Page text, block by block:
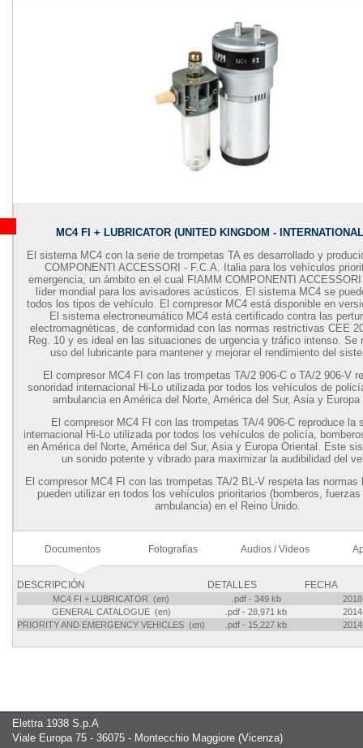
MC4 FI + LUBRICATOR (UNITED KINGDOM -
El sistema MC4 con la serie de trompetas TA es desarrollado y
COMPONENTI ACCESSORI - F.C.A. Italia para los vehículos
emergencia, un ámbito en el cual FIAMM COMPONENTI
líder mondial para los avisadores acústicos. El sistema MC4 se
todos los tipos de vehículo. El compresor MC4 está disponible en
El sistema electroneumático MC4 está certificado contra las
electromagnéticas, de conformidad con las normas restrictivas CEE
Reg. 10 y es ideal en las situaciones de urgencia y tráfico intenso. Se
uso del lubricante para mantener y mejorar el rendimiento del
El compresor MC4 FI con las trompetas TA/2 906-C o TA/2 906-V
sonoridad internacional Hi-Lo utilizada por todos los vehículos de
ambulancia en América del Norte, América del Sur, Asia y Europa
El compresor MC4 FI con las trompetas TA/4 906-C reproduce la
internacional Hi-Lo utilizada por todos los vehículos de policía,
en América del Norte, América del Sur, Asia y Europa Oriental. Este
un sonido potente y vibrado para maximizar la audibilidad del
El compresor MC4 FI con las trompetas TA/2 BL-V respeta las normas
pueden utilizar en todos los vehículos prioritarios (bomberos,
ambulancia) en el Reino Unido.
Documentos Fotografías Audios / Videos
DESCRIPCIÓN DETALLES FECHA
MC4 FI + LUBRICATOR (en) .pdf - 349 kb
GENERAL CATALOGUE (en)
.pdf - 28,971 kb
PRIORITY AND EMERGENCY VEHICLES (en)
.pdf - 15,227 kb
Elettra 1938 S.p.A
Viale Europa 75 - 36075 - Montecchio Maggiore (Vicenza)